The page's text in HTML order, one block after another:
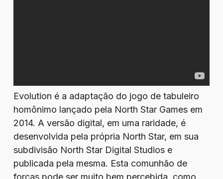
Evolution é a adaptação do jogo de tabuleiro
homônimo lançado pela North Star Games em
2014. A versão digital, em uma raridade, é
desenvolvida pela própria North Star, em sua
subdivisão North Star Digital Studios e
publicada pela mesma. Esta comunhão de
forças pode ser muito bem percebida, como